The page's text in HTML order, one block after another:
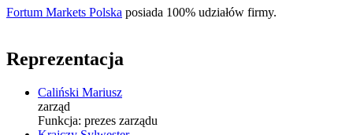
Fortum Markets Polska posiada 100% udziałów firmy.
Reprezentacja
Caliński Mariusz
zarząd
Funkcja: prezes zarządu